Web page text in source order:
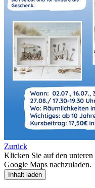
Zurück
Klicken Sie auf den
Google Maps nachzuladen.
Inhalt laden